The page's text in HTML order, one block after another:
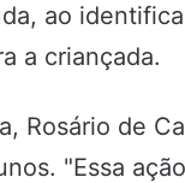
ao
a criançada.
Rosário de
"Essa